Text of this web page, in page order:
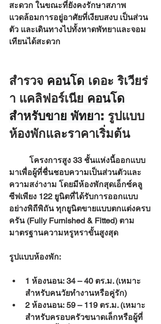
สะดวก ในขณะที่ยังคงรักษาสภาพ
แวดล้อมการอยู่อาศัยที่เงียบสงบ เป็นส่วน
ตัว และเดินทางไปทั้งหาดพัทยาและจอม
เทียนได้สะดวก
สำรวจ คอนโด เดอะ ริเวียร่
า แคลิฟอร์เนีย คอนโด
สำหรับขาย พัทยา: รูปแบบ
ห้องพักและราคาเริ่มต้น
มาเพื่อผู้ที่ชื่นชอบความเป็นส่วนตัวและ
ความสง่างาม โดยมีห้องพักสุดเอ็กซ์คลู
ซีฟเพียง 122 ยูนิตที่ได้รับการออกแบบ
อย่างพิถีพิถัน ทุกยูนิตขายแบบตกแต่งครบ
ครัน (Fully Furnished & Fitted) ตาม
มาตรฐานความหรูหราขั้นสูงสุด
รูปแบบห้องพัก:
1 ห้องนอน: 34 – 40 ตร.ม. (เหมาะ
สำหรับคนวัยทำงานหรือคู่รัก)
2 ห้องนอน: 59 – 119 ตร.ม. (เหมาะ
สำหรับครอบครัวขนาดเล็กหรือผู้ที่